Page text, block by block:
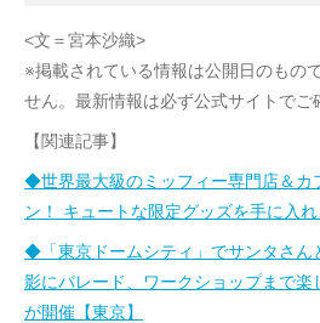
<文＝宮本沙織>
※掲載されている情報は公開日のもの
せん。最新情報は必ず公式サイトでご
【関連記事】
◆世界最大級のミッフィー専門店＆カ
ン！ キュートな限定グッズを手に入れ
◆「東京ドームシティ」でサンタさん
影にパレード、ワークショップまで楽
が開催【東京】